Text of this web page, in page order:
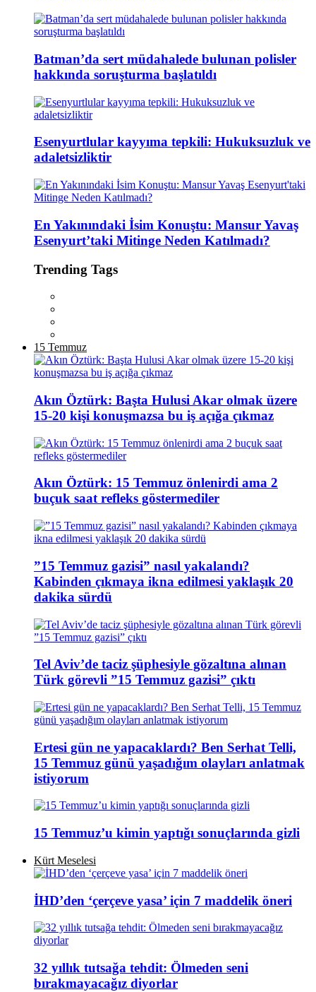
Batman’da sert müdahalede bulunan polisler
hakkında soruşturma başlatıldı
Esenyurtlular kayyıma tepkili: Hukuksuzluk ve
adaletsizliktir
En Yakınındaki İsim Konuştu: Mansur Yavaş
Esenyurt’taki Mitinge Neden Katılmadı?
Trending Tags
15 Temmuz
Akın Öztürk: Başta Hulusi Akar olmak üzere
15-20 kişi konuşmazsa bu iş açığa çıkmaz
Akın Öztürk: 15 Temmuz önlenirdi ama 2
buçuk saat refleks göstermediler
”15 Temmuz gazisi” nasıl yakalandı?
Kabinden çıkmaya ikna edilmesi yaklaşık 20
dakika sürdü
Tel Aviv’de taciz şüphesiyle gözaltına alınan
Türk görevli ”15 Temmuz gazisi” çıktı
Ertesi gün ne yapacaklardı? Ben Serhat Telli,
15 Temmuz günü yaşadığım olayları anlatmak
istiyorum
15 Temmuz’u kimin yaptığı sonuçlarında gizli
Kürt Meselesi
İHD’den ‘çerçeve yasa’ için 7 maddelik öneri
32 yıllık tutsağa tehdit: Ölmeden seni
bırakmayacağız diyorlar